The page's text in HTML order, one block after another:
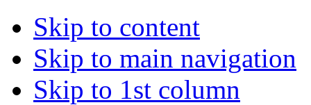
Skip to content
Skip to main navigation
Skip to 1st column